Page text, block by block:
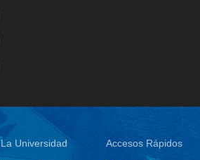
La Universidad Accesos Rápidos